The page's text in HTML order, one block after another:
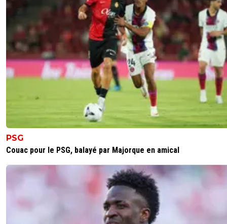
PSG
Couac pour le PSG, balayé par Majorque en amical